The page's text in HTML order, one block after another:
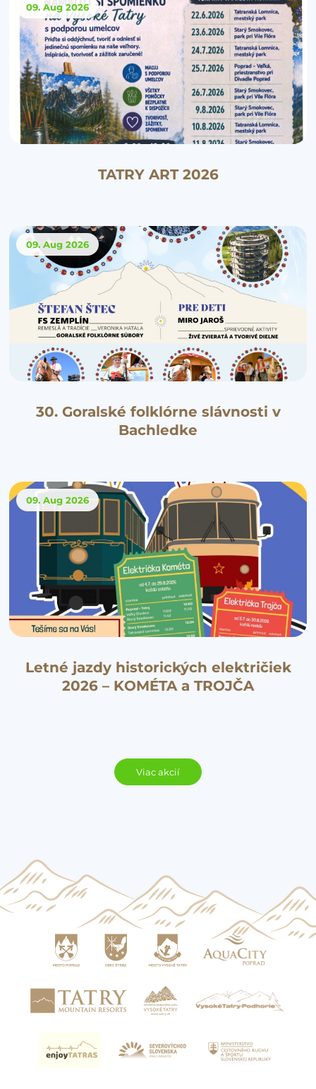
09. Aug 2026
TATRY ART 2026
09. Aug 2026
30. Goralské folklórne slávnosti v
Bachledke
09. Aug 2026
Letné jazdy historických električiek
2026 – KOMÉTA a TROJČA
Viac akcií